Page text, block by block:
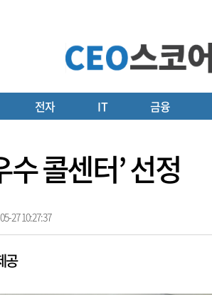
전자 IT 금융
콜센터’ 선정
27 10:27:37
공